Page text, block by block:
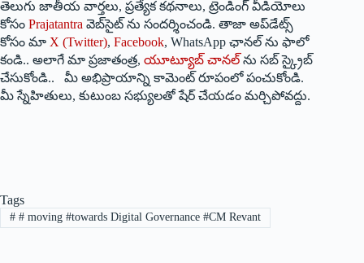
తెలుగు జాతీయ వార్తలు, ప్రత్యేక కథనాలు, ట్రెండింగ్ వీడియోలు
కోసం Prajatantra వెబ్‌సైట్ ను సందర్శించండి. తాజా అప్‌డేట్స్
కోసం మా X (Twitter), Facebook, WhatsApp ఛానల్ ను ఫాలో
కండి.. అలాగే మా ప్రజాతంత్ర, యూట్యూబ్ చానల్ ను సబ్ స్క్రైబ్
చేసుకోండి.. మీ అభిప్రాయాన్ని కామెంట్ రూపంలో పంచుకోండి.
మీ స్నేహితులు, కుటుంబ సభ్యులతో షేర్ చేయడం మర్చిపోవద్దు.
Tags
## moving #towards Digital Governance #CM Revant